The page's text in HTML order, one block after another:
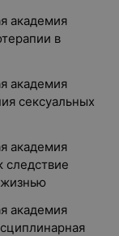
академия
в
академия
сексуальных
академия
следствие
жизнью
академия